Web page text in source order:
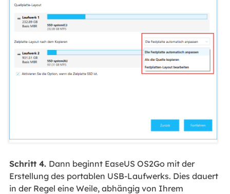
Schritt 4. Dann beginnt EaseUS OS2Go mit der
Erstellung des portablen USB-Laufwerks. Dies dauert
in der Regel eine Weile, abhängig von Ihrem